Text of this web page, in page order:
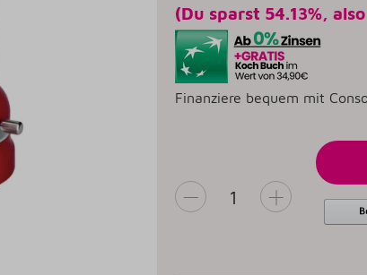
(Du sparst 54.13% , also
Finanziere bequem mit